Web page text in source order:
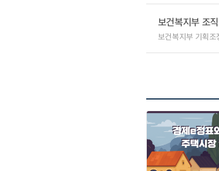
보건복지부 조
보건복지부 기획